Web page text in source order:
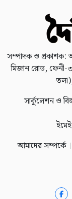
সম্পাদক ও প্রকাশক:
মিজান রোড, ফেনী-
সার্কুলেশন ও
আমাদের সম্পর্কে